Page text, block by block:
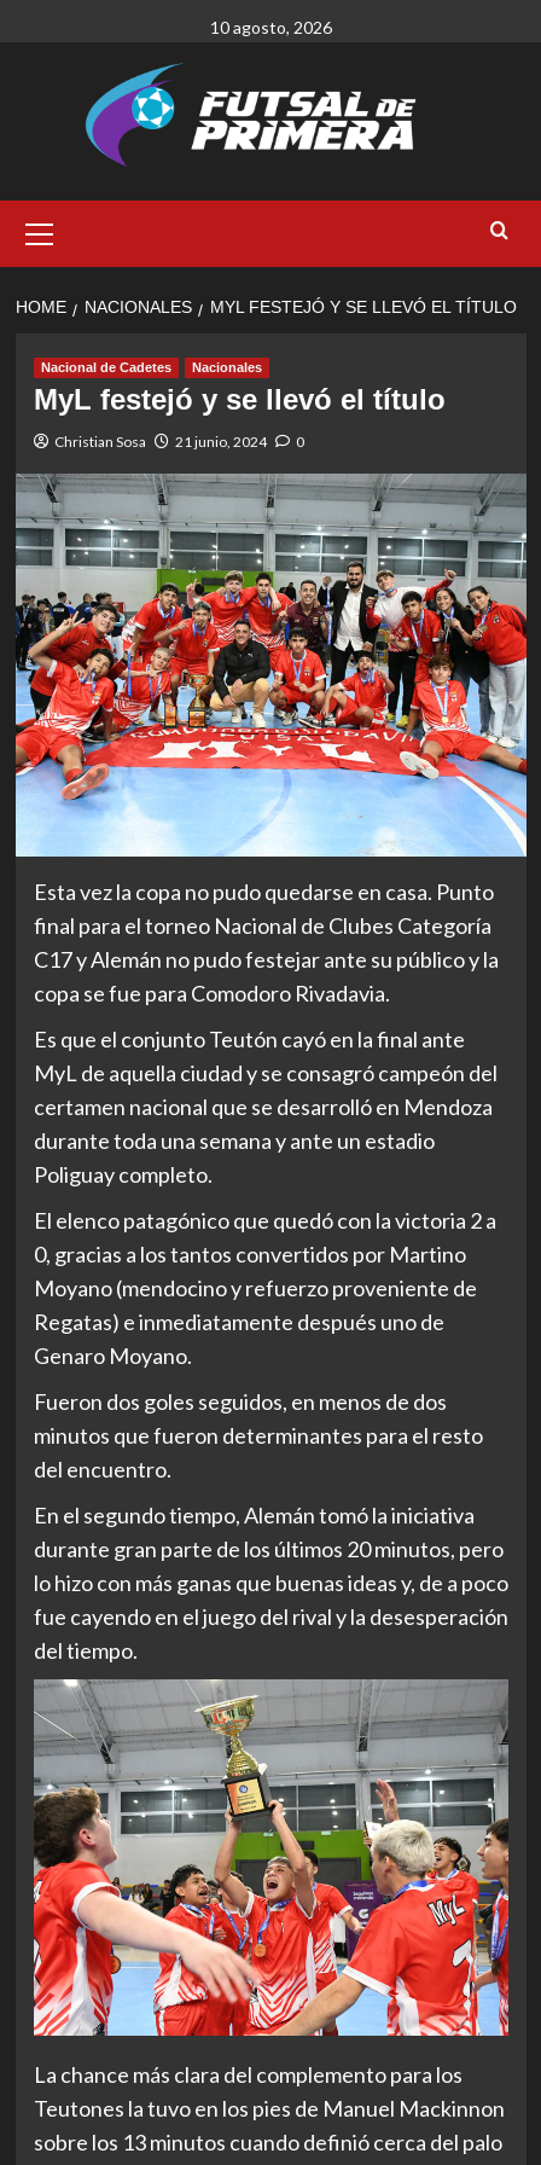
10 agosto, 2026
Menu
HOME NACIONALES MYL FESTEJÓ Y SE LLEVÓ EL TÍTULO
Nacional de Cadetes Nacionales
MyL festejó y se llevó el título
Christian Sosa 21 junio, 2024 0
Esta vez la copa no pudo quedarse en casa. Punto
final para el torneo Nacional de Clubes Categoría
C17 y Alemán no pudo festejar ante su público y la
copa se fue para Comodoro Rivadavia.
Es que el conjunto Teutón cayó en la final ante
MyL de aquella ciudad y se consagró campeón del
certamen nacional que se desarrolló en Mendoza
durante toda una semana y ante un estadio
Poliguay completo.
El elenco patagónico que quedó con la victoria 2 a
0, gracias a los tantos convertidos por Martino
Moyano (mendocino y refuerzo proveniente de
Regatas) e inmediatamente después uno de
Genaro Moyano.
Fueron dos goles seguidos, en menos de dos
minutos que fueron determinantes para el resto
del encuentro.
En el segundo tiempo, Alemán tomó la iniciativa
durante gran parte de los últimos 20 minutos, pero
lo hizo con más ganas que buenas ideas y, de a poco
fue cayendo en el juego del rival y la desesperación
del tiempo.
La chance más clara del complemento para los
Teutones la tuvo en los pies de Manuel Mackinnon
sobre los 13 minutos cuando definió cerca del palo